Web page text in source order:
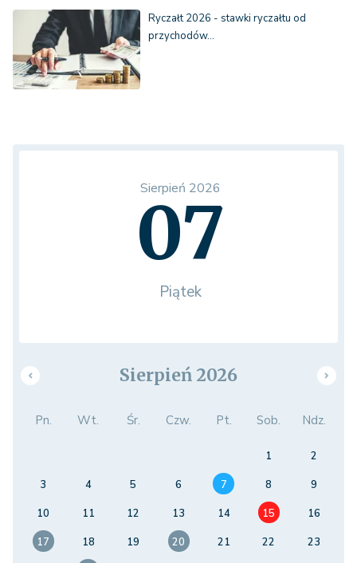
Ryczałt 2026 - stawki ryczałtu od
przychodów…
Sierpień 2026
07
Piątek
Sierpień 2026
Pn. Wt. Śr. Czw. Pt. Sob. Ndz.
1
2
3
4 5 6 7 8
9
10
11 12 13 14 15
16
17
18 19 20 21 22
23